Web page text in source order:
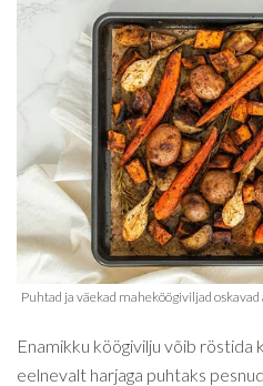
Enamikku köögivilju võib röstida
eelnevalt harjaga puhtaks